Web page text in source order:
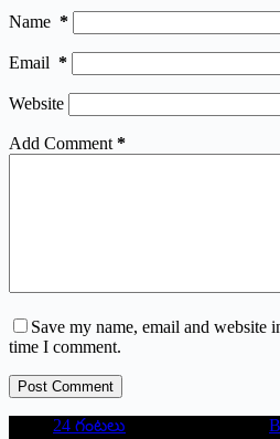
Name *
Email *
Website
Add Comment *
Save my name, email and website
time I comment.
Post Comment
24 గంటలు